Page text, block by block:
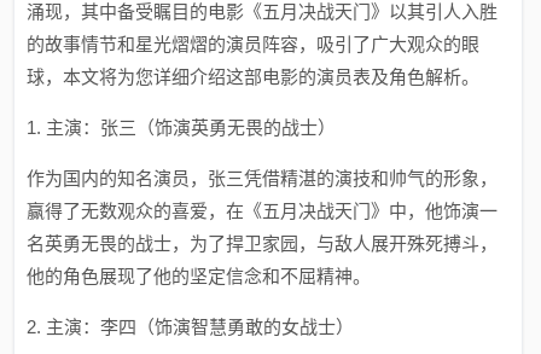
涌现，其中备受瞩目的电影《五月决战天门》以其引人入胜
的故事情节和星光熠熠的演员阵容，吸引了广大观众的眼
球，本文将为您详细介绍这部电影的演员表及角色解析。
1. 主演：张三（饰演英勇无畏的战士）
作为国内的知名演员，张三凭借精湛的演技和帅气的形象，
赢得了无数观众的喜爱，在《五月决战天门》中，他饰演一
名英勇无畏的战士，为了捍卫家园，与敌人展开殊死搏斗，
他的角色展现了他的坚定信念和不屈精神。
2. 主演：李四（饰演智慧勇敢的女战士）